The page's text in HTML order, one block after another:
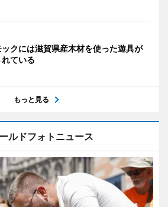
ックには滋賀県産木材を使った遊具が
ている
もっと見る
ルドフォトニュース